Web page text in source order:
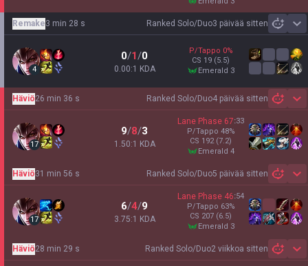
Ranked Solo/Duo3 päivää sitten
Remake3 min 28 s
4
0/1/0
0.00:1 KDA
P/Tappo 0%
CS 19 (5.5)
emerald 3
Ranked Solo/Duo4 päivää sitten
Häviö26 min 36 s
17
9/8/3
1.50:1 KDA
Lane Phase 67:33
P/Tappo 48%
CS 192 (7.2)
emerald 4
Ranked Solo/Duo5 päivää sitten
Häviö31 min 56 s
17
6/4/9
3.75:1 KDA
Lane Phase 46:54
P/Tappo 63%
CS 207 (6.5)
emerald 3
Ranked Solo/Duo2 viikkoa sitten
Häviö28 min 29 s